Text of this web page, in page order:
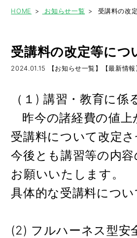
HOME お知らせ一覧 受講料の改
受講料の改定等につ
2024.01.15 【お知らせ一覧】【最新情
（１) 講習・教育に係
昨今の諸経費の値
受講料について改定
今後とも講習等の内
お願いいたします。
具体的な受講料につ
(2) フルハーネス型安